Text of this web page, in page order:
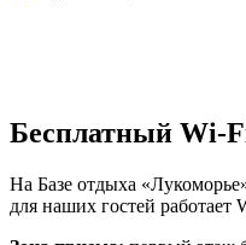
Бесплатный Wi-
На Базе отдыха
для наших гостей работает